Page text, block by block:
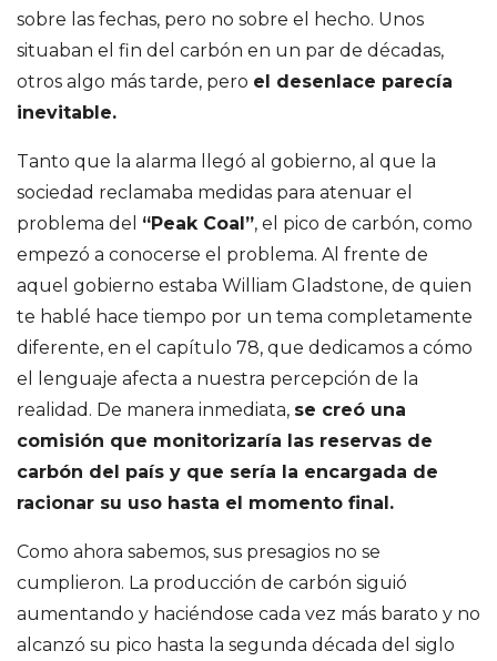
i
a
g
o
sobre las fechas, pero no sobre el hecho. Unos
situaban el fin del carbón en un par de décadas,
otros algo más tarde, pero el desenlace parecía
inevitable.
Tanto que la alarma llegó al gobierno, al que la
sociedad reclamaba medidas para atenuar el
problema del “Peak Coal”, el pico de carbón, como
empezó a conocerse el problema. Al frente de
aquel gobierno estaba William Gladstone, de quien
te hablé hace tiempo por un tema completamente
diferente, en el capítulo 78, que dedicamos a cómo
el lenguaje afecta a nuestra percepción de la
realidad. De manera inmediata, se creó una
comisión que monitorizaría las reservas de
carbón del país y que sería la encargada de
racionar su uso hasta el momento final.
Como ahora sabemos, sus presagios no se
cumplieron. La producción de carbón siguió
aumentando y haciéndose cada vez más barato y no
alcanzó su pico hasta la segunda década del siglo